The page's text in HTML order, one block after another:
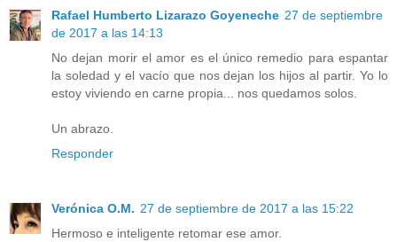
Rafael Humberto Lizarazo Goyeneche 27 de septiembre
de 2017 a las 14:13
No dejan morir el amor es el único remedio para espantar
la soledad y el vacío que nos dejan los hijos al partir. Yo lo
estoy viviendo en carne propia... nos quedamos solos.
Un abrazo.
Responder
Verónica O.M. 27 de septiembre de 2017 a las 15:22
Hermoso e inteligente retomar ese amor.